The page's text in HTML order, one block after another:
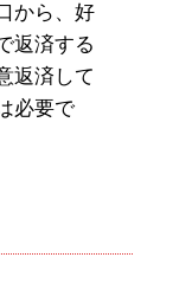
から、好
返済する
返済して
必要で